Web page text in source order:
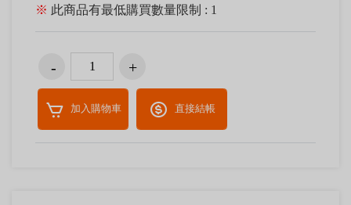
※ 此商品有最低購買數量限制 : 1
加入購物車 直接結帳